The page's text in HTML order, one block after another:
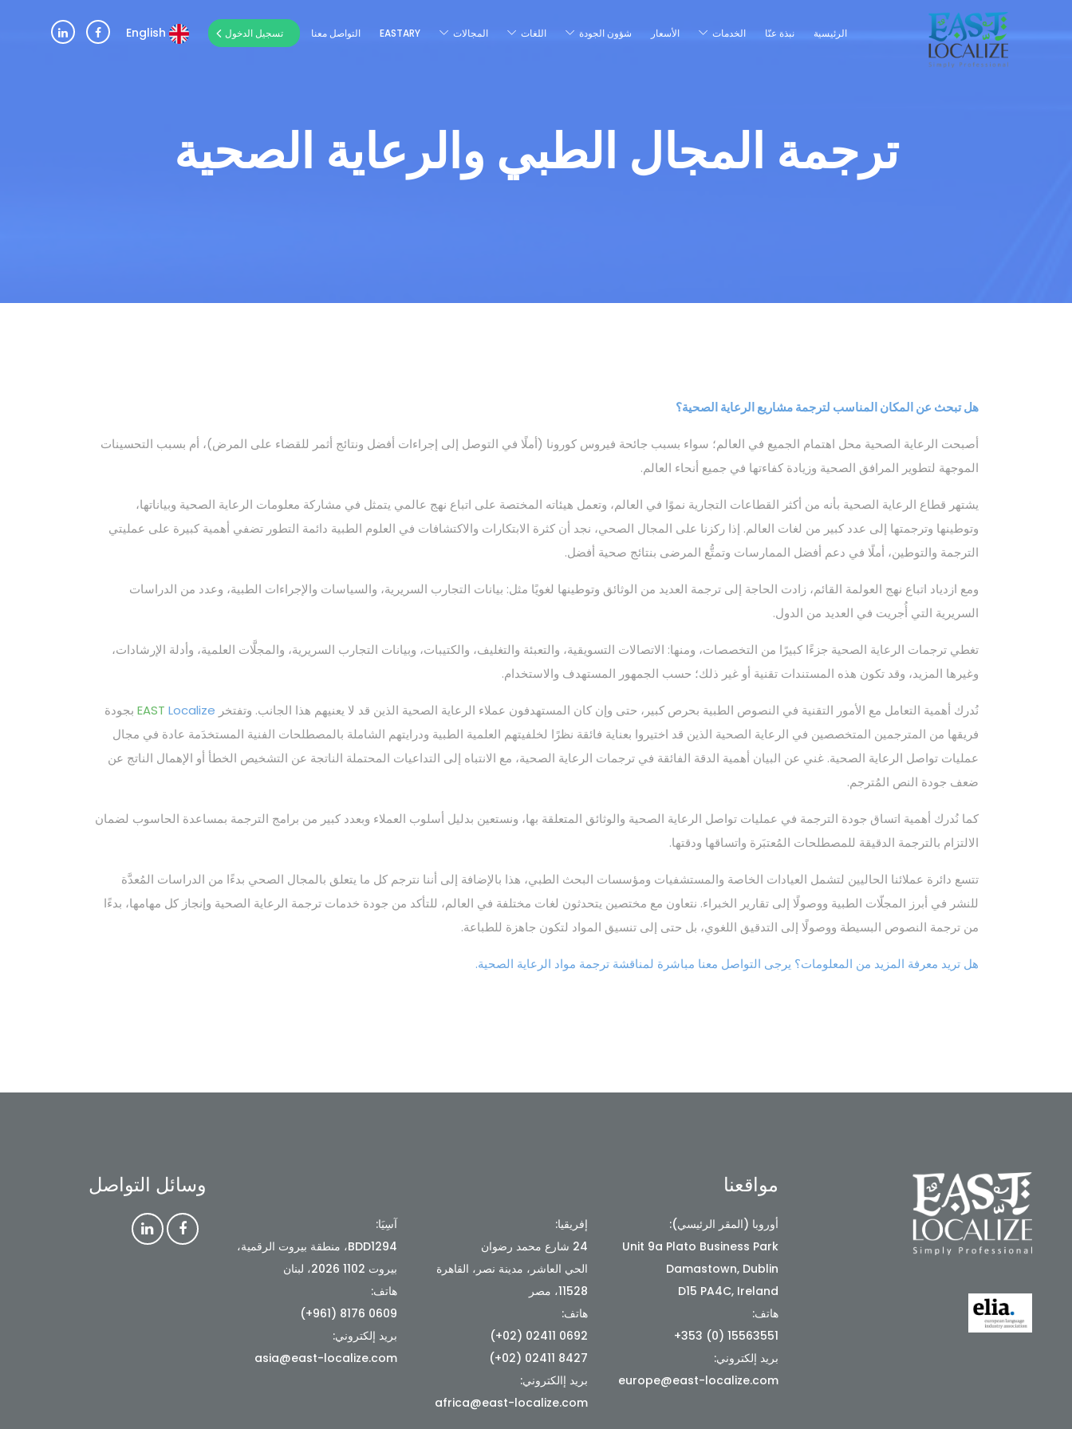
الرئيسية نبذة عنّا الخدمات الأسعار شؤون الجودة اللغات المجالات EASTARY التواصل معنا تسجيل الدخول English
ترجمة المجال الطبي والرعاية الصحية
هل تبحث عن المكان المناسب لترجمة مشاريع الرعاية الصحية؟
أصبحت الرعاية الصحية محل اهتمام الجميع في العالم؛ سواء بسبب جائحة فيروس كورونا (أملًا في التوصل إلى إجراءات أفضل ونتائج أثمر للقضاء على المرض)، أم بسبب التحسينات
الموجهة لتطوير المرافق الصحية وزيادة كفاءتها في جميع أنحاء العالم.
يشتهر قطاع الرعاية الصحية بأنه من أكثر القطاعات التجارية نموًا في العالم، وتعمل هيئاته المختصة على اتباع نهج عالمي يتمثل في مشاركة معلومات الرعاية الصحية وبياناتها،
وتوطينها وترجمتها إلى عدد كبير من لغات العالم. إذا ركزنا على المجال الصحي، نجد أن كثرة الابتكارات والاكتشافات في العلوم الطبية دائمة التطور تضفي أهمية كبيرة على عمليتي
الترجمة والتوطين، أملًا في دعم أفضل الممارسات وتمتُّع المرضى بنتائج صحية أفضل.
ومع ازدياد اتباع نهج العولمة القائم، زادت الحاجة إلى ترجمة العديد من الوثائق وتوطينها لغويًا مثل: بيانات التجارب السريرية، والسياسات والإجراءات الطبية، وعدد من الدراسات
السريرية التي أُجريت في العديد من الدول.
تغطي ترجمات الرعاية الصحية جزءًا كبيرًا من التخصصات، ومنها: الاتصالات التسويقية، والتعبئة والتغليف، والكتيبات، وبيانات التجارب السريرية، والمجلَّات العلمية، وأدلة الإرشادات،
وغيرها المزيد، وقد تكون هذه المستندات تقنية أو غير ذلك؛ حسب الجمهور المستهدف والاستخدام.
نُدرك أهمية التعامل مع الأمور التقنية في النصوص الطبية بحرص كبير، حتى وإن كان المستهدفون عملاء الرعاية الصحية الذين قد لا يعنيهم هذا الجانب. وتفتخر EAST Localize
بجودة
فريقها من المترجمين المتخصصين في الرعاية الصحية الذين قد اختيروا بعناية فائقة نظرًا لخلفيتهم العلمية الطبية ودرايتهم الشاملة بالمصطلحات الفنية المستخدَمة عادة في مجال
عمليات تواصل الرعاية الصحية. غني عن البيان أهمية الدقة الفائقة في ترجمات الرعاية الصحية، مع الانتباه إلى التداعيات المحتملة الناتجة عن التشخيص الخطأ أو الإهمال الناتج عن
ضعف جودة النص المُترجم.
كما نُدرك أهمية اتساق جودة الترجمة في عمليات تواصل الرعاية الصحية والوثائق المتعلقة بها، ونستعين بدليل أسلوب العملاء وبعدد كبير من برامج الترجمة بمساعدة الحاسوب لضمان
الالتزام بالترجمة الدقيقة للمصطلحات المُعتبَرة واتساقها ودقتها.
تتسع دائرة عملائنا الحاليين لتشمل العيادات الخاصة والمستشفيات ومؤسسات البحث الطبي، هذا بالإضافة إلى أننا نترجم كل ما يتعلق بالمجال الصحي بدءًا من الدراسات المُعدَّة
للنشر في أبرز المجلّات الطبية ووصولًا إلى تقارير الخبراء. نتعاون مع مختصين يتحدثون لغات مختلفة في العالم، للتأكد من جودة خدمات ترجمة الرعاية الصحية وإنجاز كل مهامها، بدءًا
من ترجمة النصوص البسيطة ووصولًا إلى التدقيق اللغوي، بل حتى إلى تنسيق المواد لتكون جاهزة للطباعة.
هل تريد معرفة المزيد من المعلومات؟ يرجى التواصل معنا مباشرة لمناقشة ترجمة مواد الرعاية الصحية.
مواقعنا
أوروبا (المقر الرئيسي):
Unit 9a Plato Business Park
Damastown, Dublin
D15 PA4C, Ireland
هاتف:
15563551 (0) 353+
بريد إلكتروني:
europe@east-localize.com
إفريقيا:
24 شارع محمد رضوان
الحي العاشر، مدينة نصر، القاهرة
11528، مصر
هاتف:
0692 02411 (02+)
8427 02411 (02+)
بريد إالكتروني:
africa@east-localize.com
آسِيَا:
BDD1294، منطقة بيروت الرقمية،
بيروت 1102 2026، لبنان
هاتف:
0609 8176 (961+)
بريد إلكتروني:
asia@east-localize.com
وسائل التواصل